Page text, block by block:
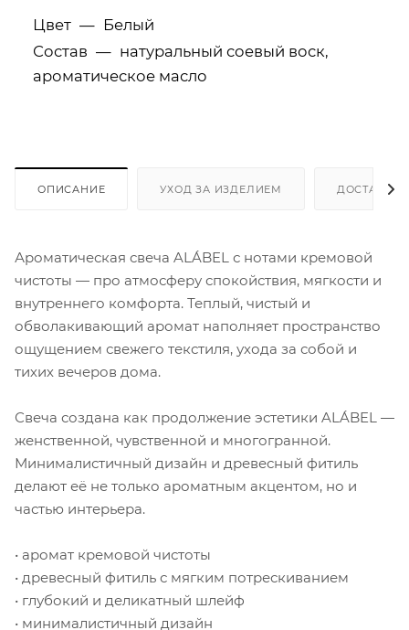
Цвет — Белый
Состав — натуральный соевый воск,
ароматическое масло
ОПИСАНИЕ УХОД ЗА ИЗДЕЛИЕМ ДОСТАВКА
Ароматическая свеча ALÁBEL с нотами кремовой
чистоты — про атмосферу спокойствия, мягкости и
внутреннего комфорта. Теплый, чистый и
обволакивающий аромат наполняет пространство
ощущением свежего текстиля, ухода за собой и
тихих вечеров дома.
Свеча создана как продолжение эстетики ALÁBEL —
женственной, чувственной и многогранной.
Минималистичный дизайн и древесный фитиль
делают её не только ароматным акцентом, но и
частью интерьера.
• аромат кремовой чистоты
• древесный фитиль с мягким потрескиванием
• глубокий и деликатный шлейф
• минималистичный дизайн